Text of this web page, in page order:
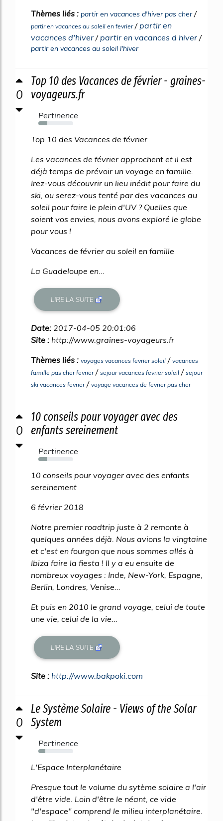
Thèmes liés : partir en vacances d'hiver pas cher/
partir en vacances au soleil en fevrier/ partir en
vacances d'hiver / partir en vacances d hiver /
partir en vacances au soleil l'hiver
0
Top 10 des Vacances de février - graines-
voyageurs.fr
Pertinence
26%
Top 10 des Vacances de février
Les vacances de février approchent et il est
déjà temps de prévoir un voyage en famille.
Irez-vous découvrir un lieu inédit pour faire du
ski, ou serez-vous tenté par des vacances au
soleil pour faire le plein d'UV ? Quelles que
soient vos envies, nous avons exploré le globe
pour vous !
Vacances de février au soleil en famille
La Guadeloupe en...
LIRE LA SUITE
Date: 2017-04-05 20:01:06
Site : http://www.graines-voyageurs.fr
Thèmes liés : voyages vacances fevrier soleil / vacances
famille pas cher fevrier/ sejour vacances fevrier soleil / sejour
ski vacances fevrier/ voyage vacances de fevrier pas cher
0
10 conseils pour voyager avec des
enfants sereinement
Pertinence
24%
10 conseils pour voyager avec des enfants
sereinement
6 février 2018
Notre premier roadtrip juste à 2 remonte à
quelques années déjà. Nous avions la vingtaine
et c'est en fourgon que nous sommes allés à
Ibiza faire la fiesta ! Il y a eu ensuite de
nombreux voyages : Inde, New-York, Espagne,
Berlin, Londres, Venise...
Et puis en 2010 le grand voyage, celui de toute
une vie, celui de la vie...
LIRE LA SUITE
Site : http://www.bakpoki.com
0
Le Système Solaire - Views of the Solar
System
Pertinence
20%
L'Espace Interplanétaire
Presque tout le volume du sytème solaire a l'air
d'être vide. Loin d'être le néant, ce vide
"d'espace" comprend le milieu interplanétaire.